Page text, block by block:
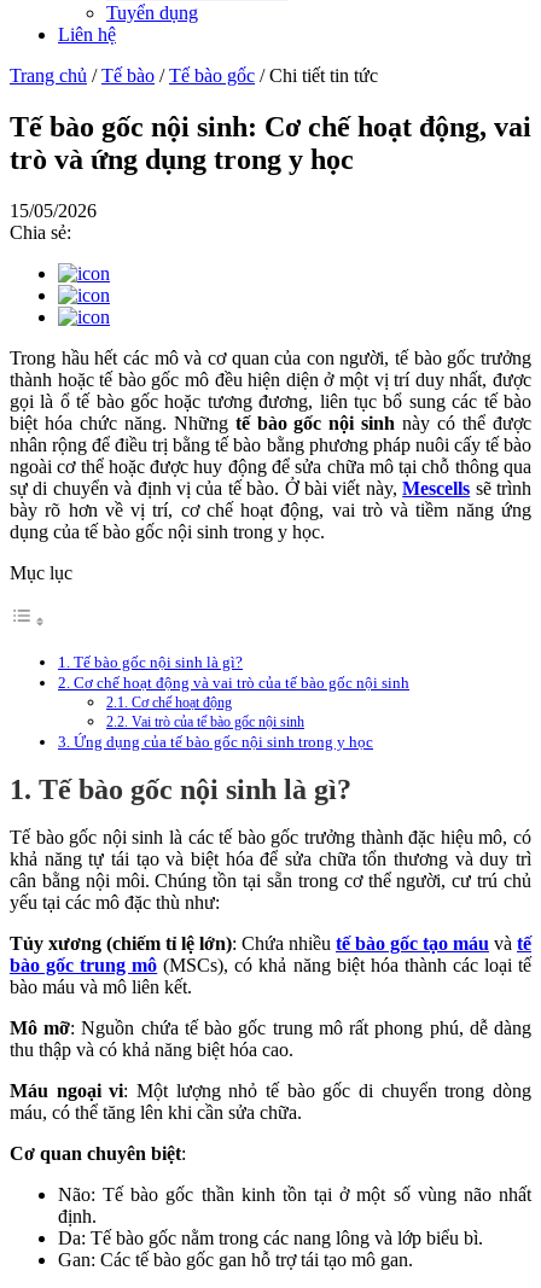
Tuyển dụng
Liên hệ
Trang chủ /Tế bào /Tế bào gốc /Chi tiết tin tức
Tế bào gốc nội sinh: Cơ chế hoạt động, vai
trò và ứng dụng trong y học
15/05/2026
Chia sẻ:
Trong hầu hết các mô và cơ quan của con người, tế bào gốc trưởng
thành hoặc tế bào gốc mô đều hiện diện ở một vị trí duy nhất, được
gọi là ổ tế bào gốc hoặc tương đương, liên tục bổ sung các tế bào
biệt hóa chức năng. Những tế bào gốc nội sinh này có thể được
nhân rộng để điều trị bằng tế bào bằng phương pháp nuôi cấy tế bào
ngoài cơ thể hoặc được huy động để sửa chữa mô tại chỗ thông qua
sự di chuyển và định vị của tế bào. Ở bài viết này,Mescells sẽ trình
bày rõ hơn về vị trí, cơ chế hoạt động, vai trò và tiềm năng ứng
dụng của tế bào gốc nội sinh trong y học.
Mục lục
1. Tế bào gốc nội sinh là gì?
2. Cơ chế hoạt động và vai trò của tế bào gốc nội sinh
2.1. Cơ chế hoạt động
2.2. Vai trò của tế bào gốc nội sinh
3. Ứng dụng của tế bào gốc nội sinh trong y học
1. Tế bào gốc nội sinh là gì?
Tế bào gốc nội sinh là các tế bào gốc trưởng thành đặc hiệu mô, có
khả năng tự tái tạo và biệt hóa để sửa chữa tổn thương và duy trì
cân bằng nội môi. Chúng tồn tại sẵn trong cơ thể người, cư trú chủ
yếu tại các mô đặc thù như:
Tủy xương (chiếm tỉ lệ lớn): Chứa nhiều tế bào gốc tạo máu và tế
bào gốc trung mô (MSCs), có khả năng biệt hóa thành các loại tế
bào máu và mô liên kết.
Mô mỡ: Nguồn chứa tế bào gốc trung mô rất phong phú, dễ dàng
thu thập và có khả năng biệt hóa cao.
Máu ngoại vi: Một lượng nhỏ tế bào gốc di chuyển trong dòng
máu, có thể tăng lên khi cần sửa chữa.
Cơ quan chuyên biệt:
Não: Tế bào gốc thần kinh tồn tại ở một số vùng não nhất
định.
Da: Tế bào gốc nằm trong các nang lông và lớp biểu bì.
Gan: Các tế bào gốc gan hỗ trợ tái tạo mô gan.